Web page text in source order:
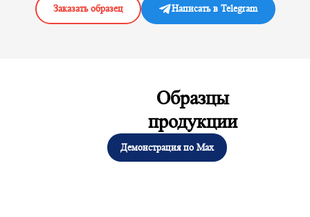
Заказать образец Написать в Telegram
Образцы
продукции
Демонстрация по Max